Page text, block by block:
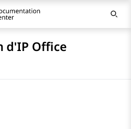
d'IP Office